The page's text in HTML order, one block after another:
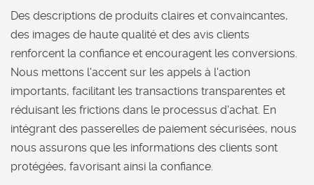
Des descriptions de produits claires et convaincantes,
des images de haute qualité et des avis clients
renforcent la confiance et encouragent les conversions.
Nous mettons l'accent sur les appels à l'action
importants, facilitant les transactions transparentes et
réduisant les frictions dans le processus d'achat. En
intégrant des passerelles de paiement sécurisées, nous
nous assurons que les informations des clients sont
protégées, favorisant ainsi la confiance.